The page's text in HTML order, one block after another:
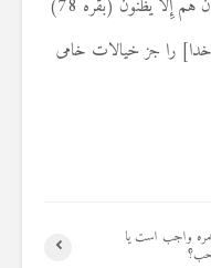
إِلَّا يَظُنُّونَ (بقره 78)
را جز خيالات خامى
واجب است یا